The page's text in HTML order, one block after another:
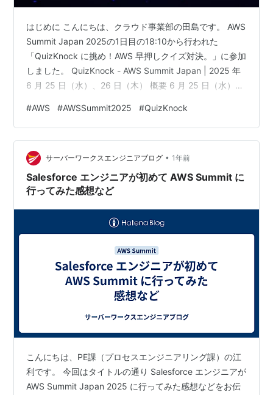
はじめに こんにちは、クラウド事業部の田島です。 AWS
Summit Japan 2025の1日目の18:10から行われた
「QuizKnock に挑め！AWS 早押しクイズ対決。」に参加
しました。 QuizKnock - AWS Summit Japan | 2025 年
6 月 25 日（水）、26 日（木） 概要 6 月 25 日（水）
会の実施が決定しました。伊沢 氏、須貝 氏、 falcon
氏、Ziphil 氏が登壇し、ご来場の皆様とクイズ大会を行い
ます。クイズ大会はセッション登録不要でご参加いただ
けます。 全員が参加でき…
#AWS #AWSSummit2025 #QuizKnock
サーバーワークスエンジニアブログ • 1年前
Salesforce エンジニアが初めて AWS Summit に
行ってみた感想など
こんにちは、PE課（プロセスエンジニアリング課）の江
利です。 今回はタイトルの通り Salesforce エンジニアが
AWS Summit Japan 2025 に行ってみた感想などをお伝